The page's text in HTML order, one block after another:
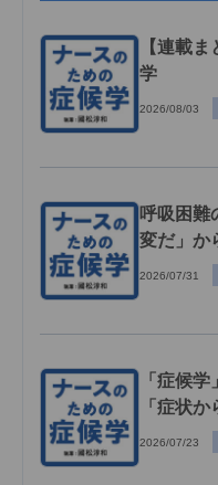
【連載
学
2026/08/03
呼吸困難
変だ」か
2026/07/31
「症候
「症状
2026/07/23